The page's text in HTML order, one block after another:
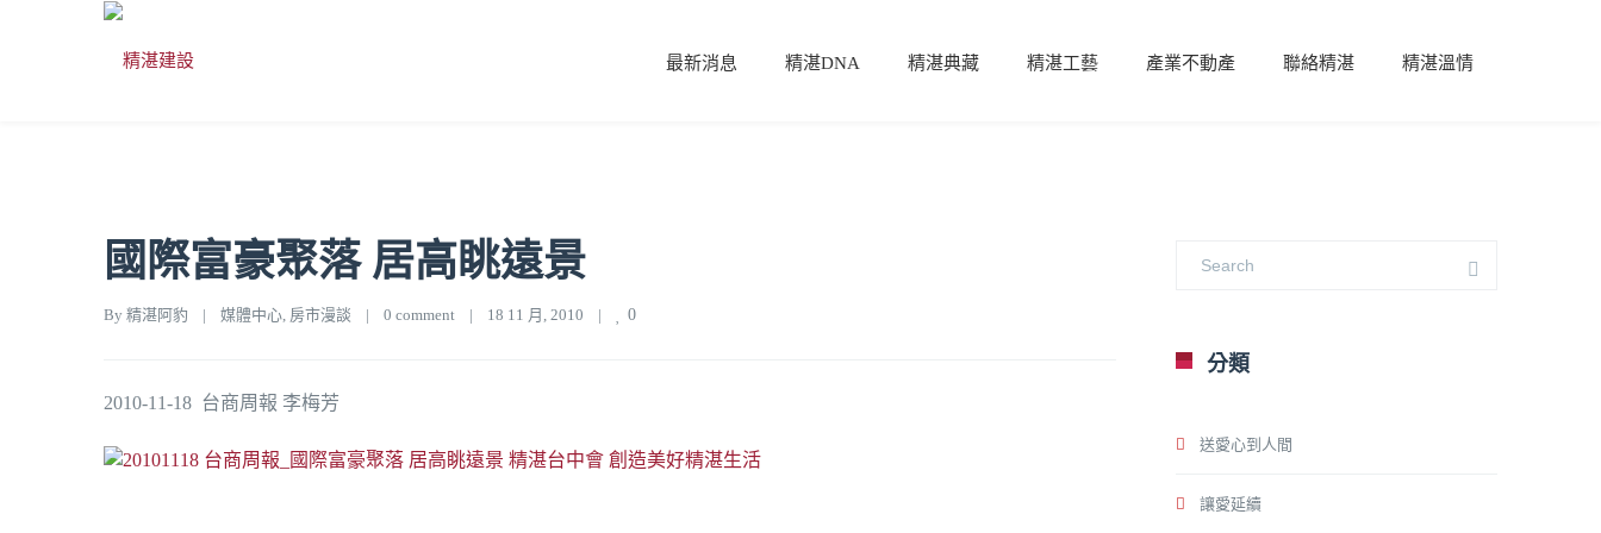
最新消息 精湛DNA 精湛典藏 精湛工藝 產業不動產 聯絡精湛 精湛溫情
國際富豪聚落 居高眺遠景
By 精湛阿豹 | 媒體中心, 房市漫談 | 0 comment | 18 11 月, 2010 | 0
2010-11-18 台商周報 李梅芳
分類
送愛心到人間
讓愛延續